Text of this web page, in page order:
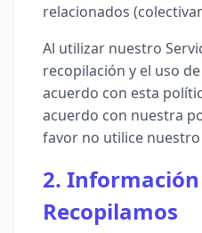
relacionados
Al utilizar nuestro
recopilación y el uso
acuerdo con esta
acuerdo con nuestra
favor no utilice nuestro
2.
Recopilamos